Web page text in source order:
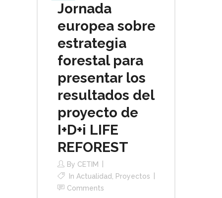
Jornada
europea sobre
estrategia
forestal para
presentar los
resultados del
proyecto de
I+D+i LIFE
REFOREST
By CETIM
In Actualidad, Proyectos
Comments